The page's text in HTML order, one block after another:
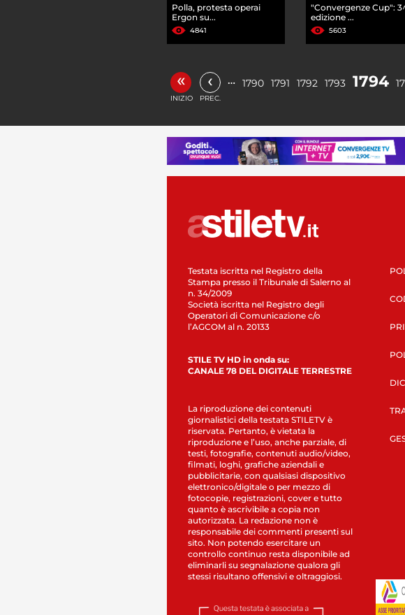
Polla, protesta operai
Ergon su...
4841
"Convergenze Cup":
edizione ...
5603
«
INIZIO
‹
PREC.
… 1790 1791 1792 1793 1794
Testata iscritta nel Registro della
Stampa presso il Tribunale di Salerno al
n. 34/2009
Società iscritta nel Registro degli
Operatori di Comunicazione c/o
l’AGCOM al n. 20133
STILE TV HD in onda su:
CANALE 78 DEL DIGITALE TERRESTRE
La riproduzione dei contenuti
giornalistici della testata STILETV è
riservata. Pertanto, è vietata la
riproduzione e l’uso, anche parziale, di
testi, fotografie, contenuti audio/video,
filmati, loghi, grafiche aziendali e
pubblicitarie, con qualsiasi dispositivo
elettronico/digitale o per mezzo di
fotocopie, registrazioni, cover e tutto
quanto è ascrivibile a copia non
autorizzata. La redazione non è
responsabile dei commenti presenti sul
sito. Non potendo esercitare un
controllo continuo resta disponibile ad
eliminarli su segnalazione qualora gli
stessi risultano offensivi e oltraggiosi.